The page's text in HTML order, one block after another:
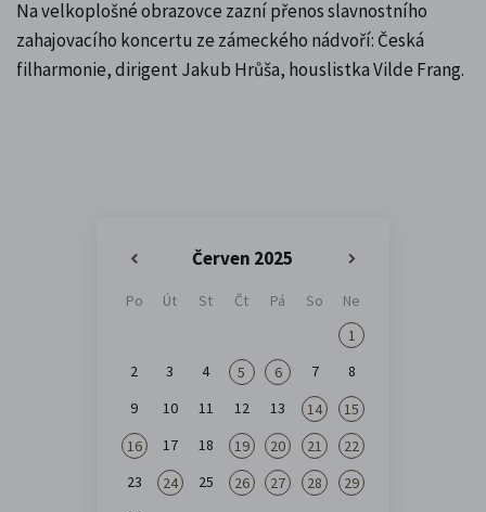
Na velkoplošné obrazovce zazní přenos slavnostního
zahajovacího koncertu ze zámeckého nádvoří: Česká
filharmonie, dirigent Jakub Hrůša, houslistka Vilde Frang.
Červen 2025
Po Út St Čt Pá So
Ne
1
2
3 4 5 6 7
8
9
10 11 12 13 14
15
16
17 18 19 20 21
22
23
24 25 26 27 28
29